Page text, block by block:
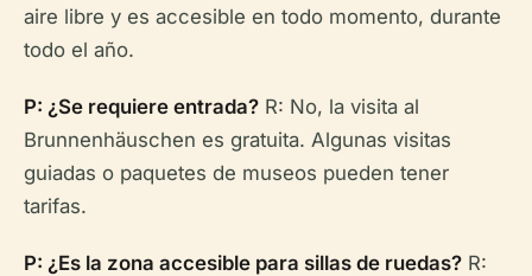
aire libre y es accesible en todo momento, durante
todo el año.
P: ¿Se requiere entrada? R: No, la visita al
Brunnenhäuschen es gratuita. Algunas visitas
guiadas o paquetes de museos pueden tener
tarifas.
P: ¿Es la zona accesible para sillas de ruedas? R: